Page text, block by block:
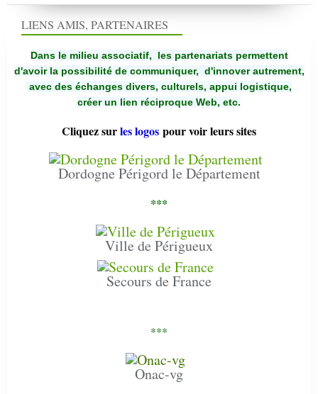
LIENS AMIS, PARTENAIRES
Dans le milieu associatif, les partenariats permettent
d'avoir la possibilité de communiquer, d'innover autrement,
avec des échanges divers, culturels, appui logistique,
créer un lien réciproque Web, etc.
Cliquez surles logos pour voir leurs sites
Dordogne Périgord le Département
***
Ville de Périgueux
Secours de France
***
Onac-vg